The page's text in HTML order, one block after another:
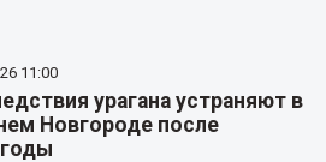
11:00
урагана устраняют в
Новгороде после